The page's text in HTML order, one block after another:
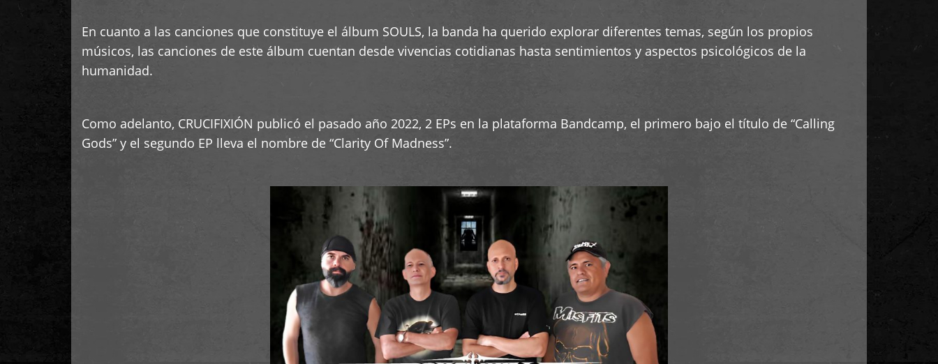
En cuanto a las canciones que constituye el álbum SOULS, la banda ha querido explorar diferentes temas, según los propios
músicos, las canciones de este álbum cuentan desde vivencias cotidianas hasta sentimientos y aspectos psicológicos de la
humanidad.
Como adelanto, CRUCIFIXIÓN publicó el pasado año 2022, 2 EPs en la plataforma Bandcamp, el primero bajo el título de “Calling
Gods” y el segundo EP lleva el nombre de “Clarity Of Madness”.